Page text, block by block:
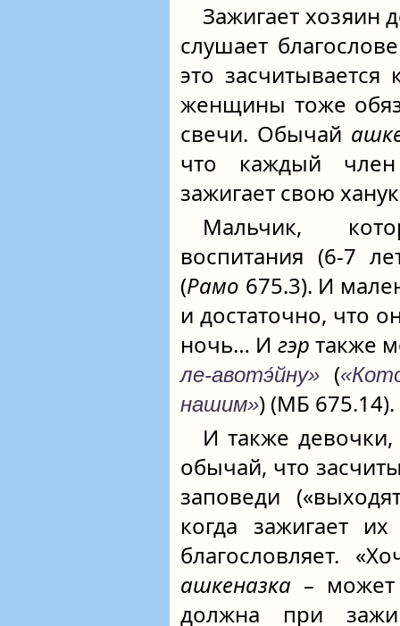
Зажигает хозяин
слушает
это
женщины тоже
свечи. Обычай
что каждый
зажигает свою
Мальчик,
воспитания (6-7
(Рамо 675.3). И
и достаточно, что
ночь… И гэр также
ле-авотэ́йну» (
нашим») (МБ 675.14).
И также
обычай, что
заповеди
когда зажигает
благословляет.
ашкеназка – может
должна при